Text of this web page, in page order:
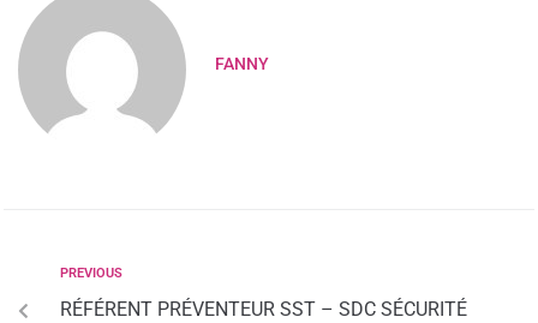
FANNY
PREVIOUS
RÉFÉRENT PRÉVENTEUR SST – SDC SÉCURITÉ